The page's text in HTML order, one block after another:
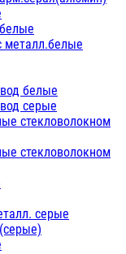
металл.белые
белые
серые
стекловолокном
стекловолокном
серые